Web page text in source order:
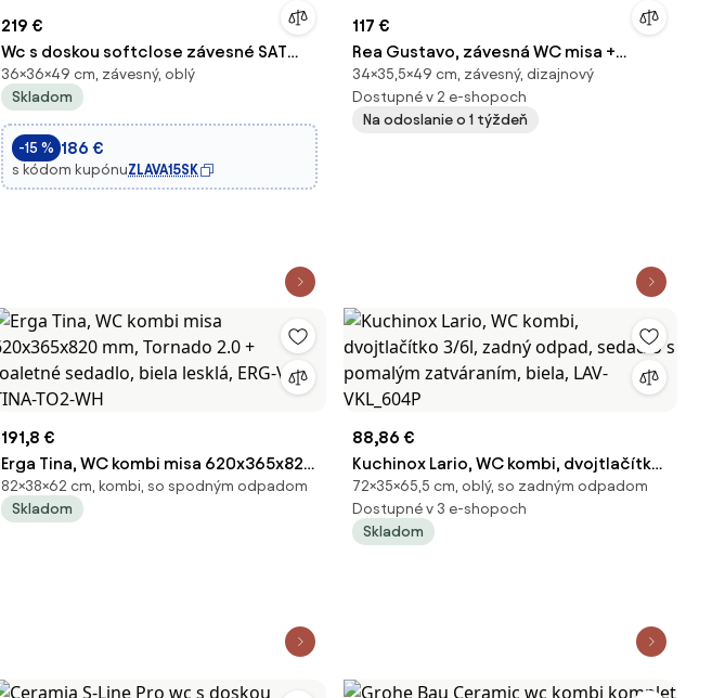
219 €
Wc s doskou softclose závesné SAT
Brevis biele vírové SATBRE010RTORP
36×36×49 cm, závesný, oblý
Skladom
-15 % 186 €
s kódom kupónuZLAVA15SK
117 €
Rea Gustavo, závesná WC misa +
toaletné sedadlo, biela, REA-C1652
34×35,5×49 cm, závesný, dizajnový
Dostupné v 2 e-shopoch
Na odoslanie o 1 týždeň
191,8 €
Erga Tina, WC kombi misa 620x365x820
mm, Tornado 2.0 + toaletné sedadlo,
biela lesklá, ERG-V03-TINA-TO2-WH
82×38×62 cm, kombi, so spodným odpadom
Skladom
88,86 €
Kuchinox Lario, WC kombi, dvojtlačítko
3/6l, zadný odpad, sedadlo s pomalým
zatváraním, biela, LAV-VKL_604P
72×35×65,5 cm, oblý, so zadným odpadom
Dostupné v 3 e-shopoch
Skladom